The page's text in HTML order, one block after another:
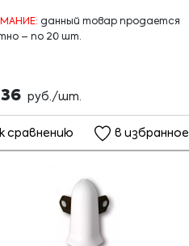
данный товар продается
– по 20 шт.
руб./шт.
к сравнению в избранное